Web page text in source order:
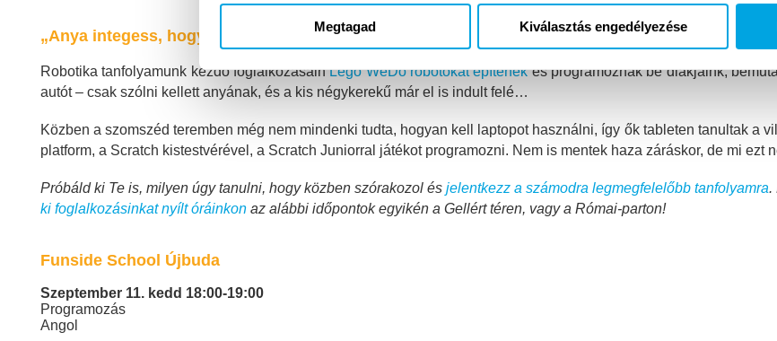
Megtagad Kiválasztás engedélyezése
„Anya integess, hogy elinduljon!”
Robotika tanfolyamunk kezdő foglalkozásainLego WeDo robotokat építenekés programoznak be diákjaink,
autót – csak szólni kellett anyának, és a kis négykerekű már el is indult felé…
Közben a szomszéd teremben még nem mindenki tudta, hogyan kell laptopot használni, így ők tableten tanultak a
platform, a Scratch kistestvérével, a Scratch Juniorral játékot programozni. Nem is mentek haza záráskor, de mi ezt
Próbáld ki Te is, milyen úgy tanulni, hogy közben szórakozol és jelentkezz a számodra legmegfelelőbb tanfolyamra.
ki foglalkozásinkat nyílt óráinkon az alábbi időpontok egyikén a Gellért téren, vagy a Római-parton!
Funside School Újbuda
Szeptember 11. kedd 18:00-19:00
Programozás
Angol